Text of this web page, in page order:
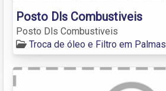
Posto Dls Combustiveis
Posto Dls Combustiveis
Troca de óleo e Filtro em Palmas